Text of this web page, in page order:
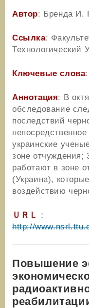
Автор: Бренда И.
Ссылка:
Технологический
Ключевые слова:
Аннотация: В
обследование
последствий
украинские
зоне отчуждения;
работают в зоне
(Украина),
воздействию
ＵＲＬ ：
http://
Повышение